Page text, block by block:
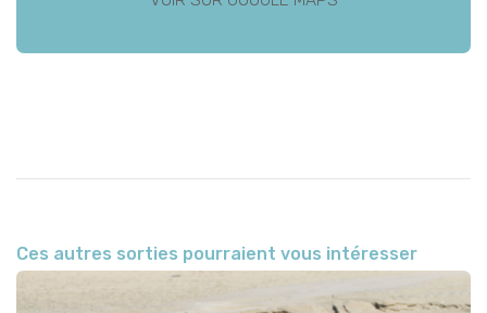
Ces autres sorties pourraient vous intéresser